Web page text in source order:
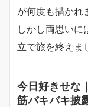
が何度も描かれ
しかし両思いに
立で旅を終えま
今日好きせな
筋バキバキ披